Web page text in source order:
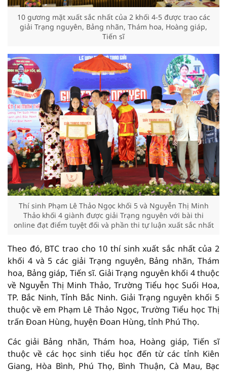
10 gương mặt xuất sắc nhất của 2 khối 4-5 được trao các
giải Trạng nguyên, Bảng nhãn, Thám hoa, Hoàng giáp,
Tiến sĩ
Thí sinh Phạm Lê Thảo Ngọc khối 5 và Nguyễn Thị Minh
Thảo khối 4 giành được giải Trạng nguyên với bài thi
online đạt điểm tuyệt đối và phần thi tự luận xuất sắc nhất
Theo đó, BTC trao cho 10 thí sinh xuất sắc nhất của 2
khối 4 và 5 các giải Trạng nguyên, Bảng nhãn, Thám
hoa, Bảng giáp, Tiến sĩ. Giải Trạng nguyên khối 4 thuộc
về Nguyễn Thị Minh Thảo, Trường Tiểu học Suối Hoa,
TP. Bắc Ninh, Tỉnh Bắc Ninh. Giải Trạng nguyên khối 5
thuộc về em Phạm Lê Thảo Ngọc, Trường Tiểu học Thị
trấn Đoan Hùng, huyện Đoan Hùng, tỉnh Phú Thọ.
Các giải Bảng nhãn, Thám hoa, Hoàng giáp, Tiến sĩ
thuộc về các học sinh tiểu học đến từ các tỉnh Kiên
Giang, Hòa Bình, Phú Thọ, Bình Thuận, Cà Mau, Bạc